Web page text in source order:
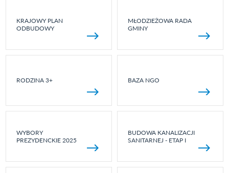
KRAJOWY PLAN
ODBUDOWY
MŁODZIEŻOWA RADA
GMINY
RODZINA 3+ BAZA NGO
WYBORY
PREZYDENCKIE 2025
BUDOWA KANALIZACJI
SANITARNEJ - ETAP I